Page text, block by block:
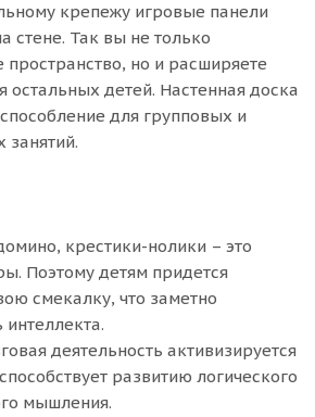
крепежу игровые панели
стене. Так вы не только
пространство, но и расширяете
остальных детей. Настенная доска
для групповых и
крестики-нолики – это
Поэтому детям придется
смекалку, что заметно
деятельность активизируется
развитию логического
мышления.